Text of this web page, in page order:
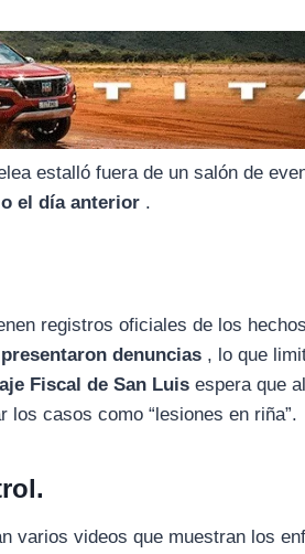
estalló fuera de un salón de
el día anterior .
registros oficiales de los
denuncias , lo que
Fiscal de San Luis espera que
casos como “lesiones en riña”.
varios videos que muestran los